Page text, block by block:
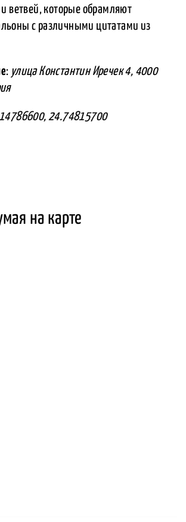
ветвей, которые обрамляют
с различными цитатами из
: улица Константин Иречек 4, 4000
24.74815700
на карте